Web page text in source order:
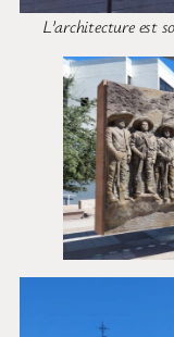
L’architecture est